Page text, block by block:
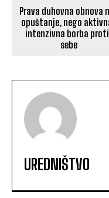
Prava duhovna obnova
opuštanje, nego
intenzivna borba
sebe
UREDNIŠTVO